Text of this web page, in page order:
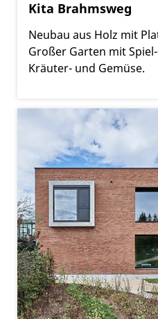
Kita Brahmsweg
Neubau aus Holz mit
Großer Garten mit
Kräuter- und Gemüse.